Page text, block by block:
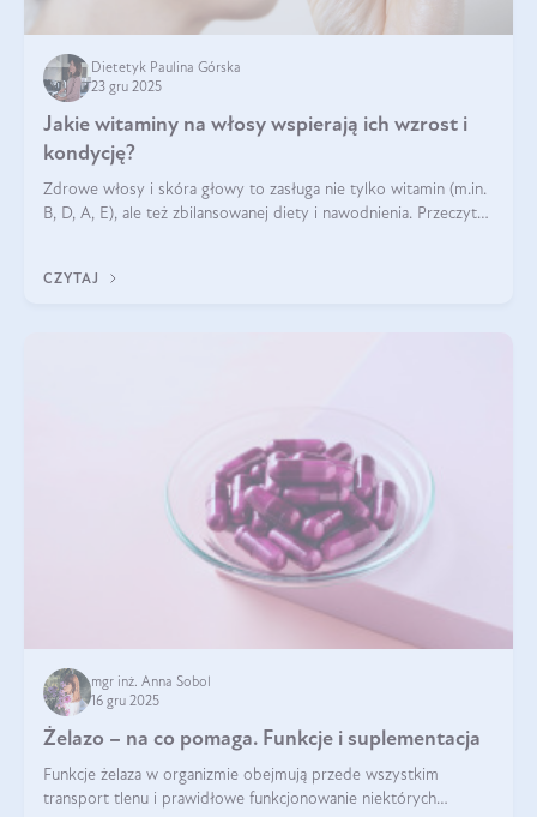
Dietetyk Paulina Górska
23 gru 2025
Jakie witaminy na włosy wspierają ich wzrost i
kondycję?
Zdrowe włosy i skóra głowy to zasługa nie tylko witamin (m.in.
B, D, A, E), ale też zbilansowanej diety i nawodnienia. Przeczytaj
CZYTAJ
mgr inż. Anna Sobol
16 gru 2025
Żelazo – na co pomaga. Funkcje i suplementacja
Funkcje żelaza w organizmie obejmują przede wszystkim
transport tlenu i prawidłowe funkcjonowanie niektórych